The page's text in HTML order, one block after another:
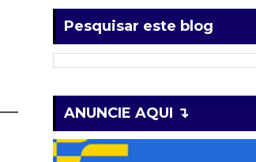
Pesquisar este blog
ANUNCIE AQUI ↴